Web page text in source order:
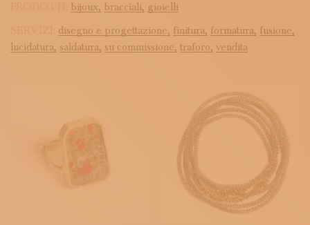
PRODOTTI: bijoux, bracciali, gioielli
SERVIZI: disegno e progettazione, finitura, formatura, fusione,
lucidatura, saldatura, su commissione, traforo, vendita